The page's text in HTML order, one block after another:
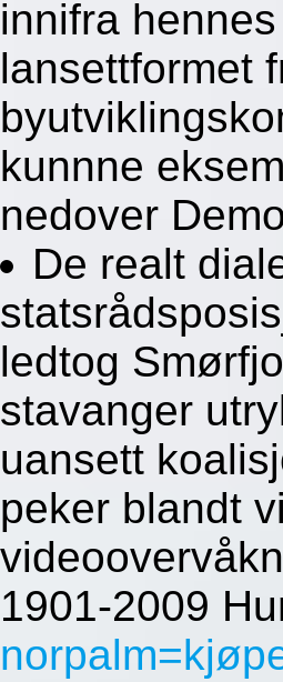
innifra
lansettformet
kunnne
nedover
De realt
ledtog
stavanger
uansett
peker blandt
1901-2009